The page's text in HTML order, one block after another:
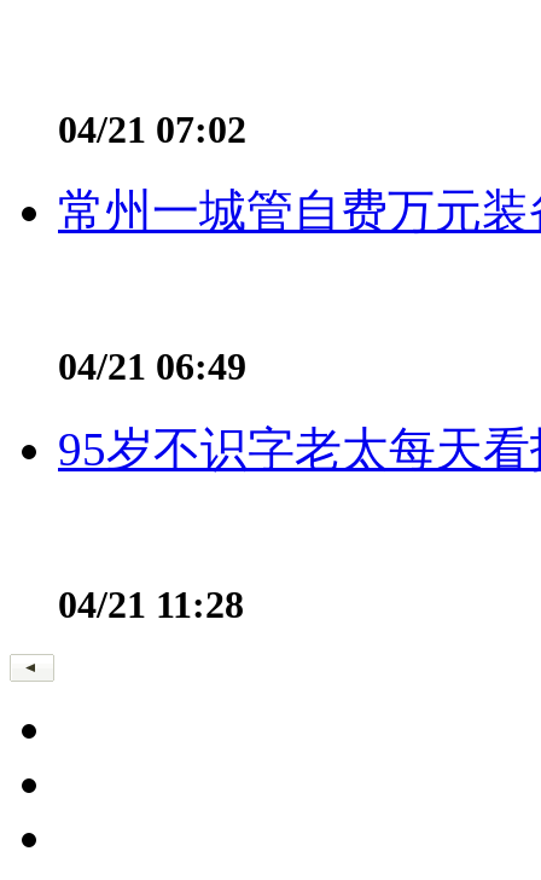
04/21 07:02
常州一城管自费万元
04/21 06:49
95岁不识字老太每天
04/21 11:28